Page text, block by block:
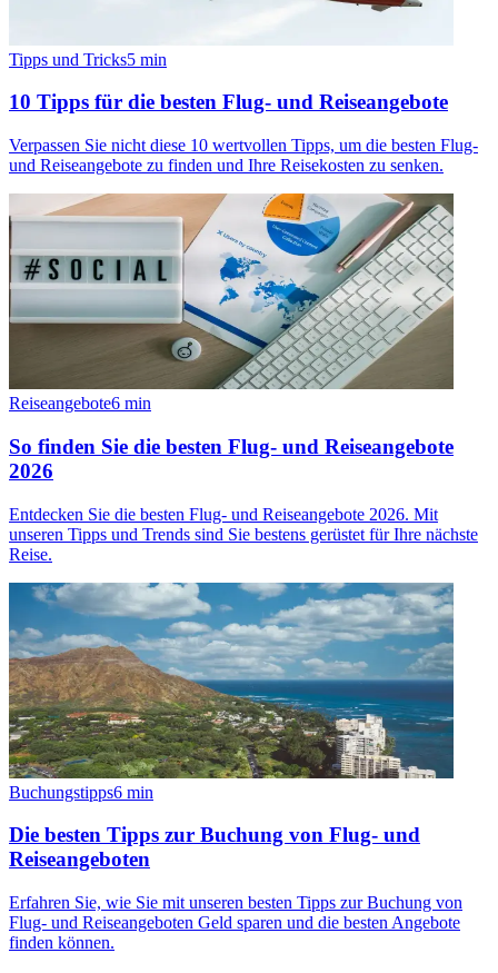
Tipps und Tricks5 min
10 Tipps für die besten Flug- und Reiseangebote
Verpassen Sie nicht diese 10 wertvollen Tipps, um die besten Flug-
und Reiseangebote zu finden und Ihre Reisekosten zu senken.
Reiseangebote6 min
So finden Sie die besten Flug- und Reiseangebote
2026
Entdecken Sie die besten Flug- und Reiseangebote 2026. Mit
unseren Tipps und Trends sind Sie bestens gerüstet für Ihre nächste
Reise.
Buchungstipps6 min
Die besten Tipps zur Buchung von Flug- und
Reiseangeboten
Erfahren Sie, wie Sie mit unseren besten Tipps zur Buchung von
Flug- und Reiseangeboten Geld sparen und die besten Angebote
finden können.